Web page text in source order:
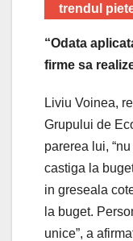
trendul
“Odata
firme sa
Liviu Voinea,
Grupului de
parerea lui,
castiga la
in greseala
la buget.
unice”, a